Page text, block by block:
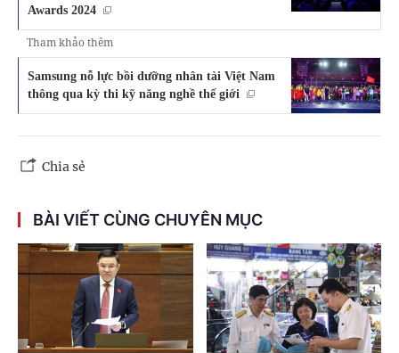
Awards 2024
Tham khảo thêm
Samsung nỗ lực bồi dưỡng nhân tài Việt Nam
thông qua kỳ thi kỹ năng nghề thế giới
Chia sẻ
BÀI VIẾT CÙNG CHUYÊN MỤC